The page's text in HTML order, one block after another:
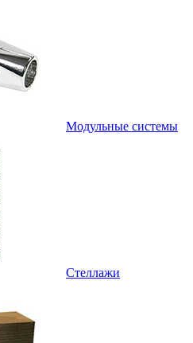
Модульные системы
Стеллажи